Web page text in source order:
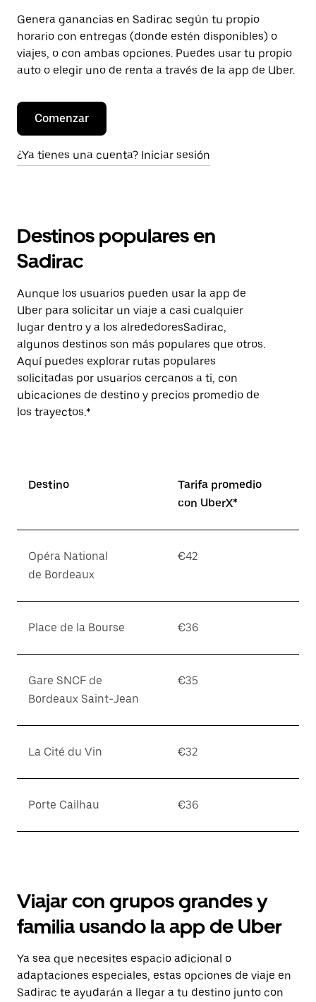
Genera ganancias en Sadirac según tu propio
horario con entregas (donde estén disponibles) o
viajes, o con ambas opciones. Puedes usar tu propio
auto o elegir uno de renta a través de la app de Uber.
Comenzar
¿Ya tienes una cuenta? Iniciar sesión
Destinos populares en
Sadirac
Aunque los usuarios pueden usar la app de
Uber para solicitar un viaje a casi cualquier
lugar dentro y a los alrededoresSadirac,
algunos destinos son más populares que otros.
Aquí puedes explorar rutas populares
solicitadas por usuarios cercanos a ti, con
ubicaciones de destino y precios promedio de
los trayectos.*
Destino
Tarifa promedio
con UberX*
Opéra National
de Bordeaux
€42
Place de la Bourse €36
Gare SNCF de
Bordeaux Saint-Jean
€35
La Cité du Vin €32
Porte Cailhau €36
Viajar con grupos grandes y
familia usando la app de Uber
Ya sea que necesites espacio adicional o
adaptaciones especiales, estas opciones de viaje en
Sadirac te ayudarán a llegar a tu destino junto con